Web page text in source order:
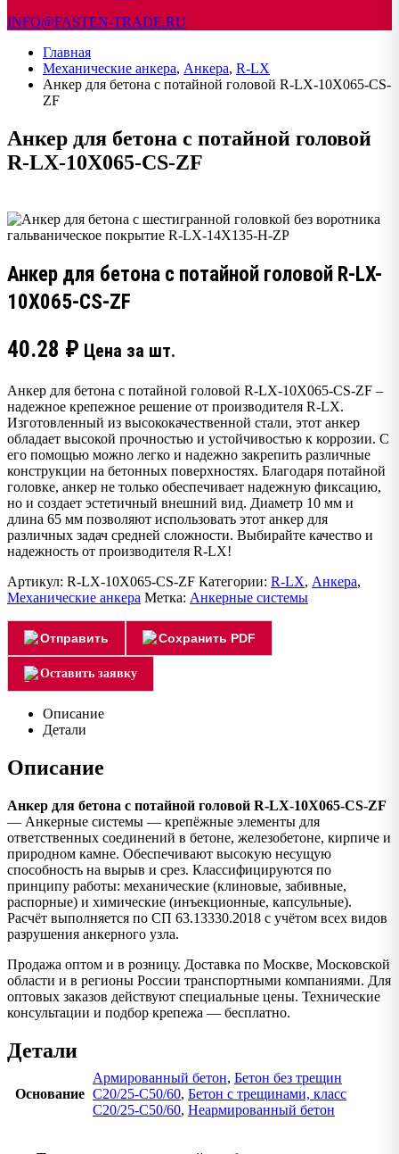
INFO@FASTEN-TRADE.RU
Главная
Механические анкера, Анкера, R-LX
Анкер для бетона с потайной головой R-LX-10X065-CS-
ZF
Анкер для бетона с потайной головой
R-LX-10X065-CS-ZF
Анкер для бетона с потайной головой R-LX-
10X065-CS-ZF
40.28 ₽ Цена за шт.
Анкер для бетона с потайной головой R-LX-10X065-CS-ZF –
надежное крепежное решение от производителя R-LX.
Изготовленный из высококачественной стали, этот анкер
обладает высокой прочностью и устойчивостью к коррозии. С
его помощью можно легко и надежно закрепить различные
конструкции на бетонных поверхностях. Благодаря потайной
головке, анкер не только обеспечивает надежную фиксацию,
но и создает эстетичный внешний вид. Диаметр 10 мм и
длина 65 мм позволяют использовать этот анкер для
различных задач средней сложности. Выбирайте качество и
надежность от производителя R-LX!
Артикул: R-LX-10X065-CS-ZF Категории: R-LX, Анкера,
Механические анкера Метка: Анкерные системы
Отправить Сохранить PDF
Оставить заявку
Описание
Детали
Описание
Анкер для бетона с потайной головой R-LX-10X065-CS-ZF
— Анкерные системы — крепёжные элементы для
ответственных соединений в бетоне, железобетоне, кирпиче и
природном камне. Обеспечивают высокую несущую
способность на вырыв и срез. Классифицируются по
принципу работы: механические (клиновые, забивные,
распорные) и химические (инъекционные, капсульные).
Расчёт выполняется по СП 63.13330.2018 с учётом всех видов
разрушения анкерного узла.
Продажа оптом и в розницу. Доставка по Москве, Московской
области и в регионы России транспортными компаниями. Для
оптовых заказов действуют специальные цены. Технические
консультации и подбор крепежа — бесплатно.
Детали
Основание
Армированный бетон, Бетон без трещин
C20/25-C50/60, Бетон с трещинами, класс
C20/25-C50/60, Неармированный бетон